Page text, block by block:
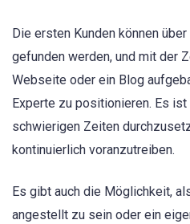
Die ersten Kunden können
gefunden werden, und mit der
Webseite oder ein Blog
Experte zu positionieren. Es
schwierigen Zeiten
kontinuierlich voranzutreiben.
Es gibt auch die Möglichkeit,
angestellt zu sein oder ein